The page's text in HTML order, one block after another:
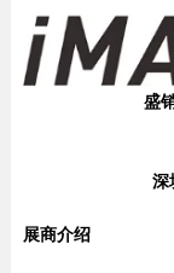
盛
深
展商介绍